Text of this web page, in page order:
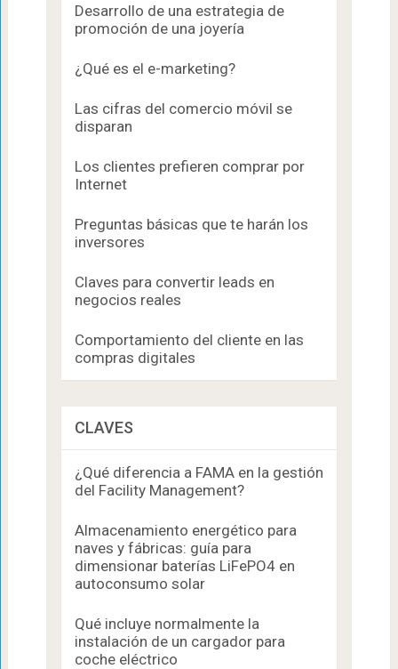
Desarrollo de una estrategia de
promoción de una joyería
¿Qué es el e-marketing?
Las cifras del comercio móvil se
disparan
Los clientes prefieren comprar por
Internet
Preguntas básicas que te harán los
inversores
Claves para convertir leads en
negocios reales
Comportamiento del cliente en las
compras digitales
CLAVES
¿Qué diferencia a FAMA en la gestión
del Facility Management?
Almacenamiento energético para
naves y fábricas: guía para
dimensionar baterías LiFePO4 en
autoconsumo solar
Qué incluye normalmente la
instalación de un cargador para
coche eléctrico